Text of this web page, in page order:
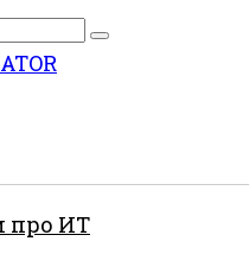
про ИТ